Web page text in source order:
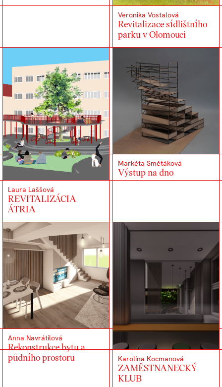
Veronika Vostalová
Revitalizace sídlištního
parku v Olomouci
Laura Laššová
REVITALIZÁCIA
ÁTRIA
Markéta Smětáková
Výstup na dno
Anna Navrátilová
Rekonstrukce bytu a
půdního prostoru
Karolína Kocmanová
ZAMĚSTNANECKÝ
KLUB